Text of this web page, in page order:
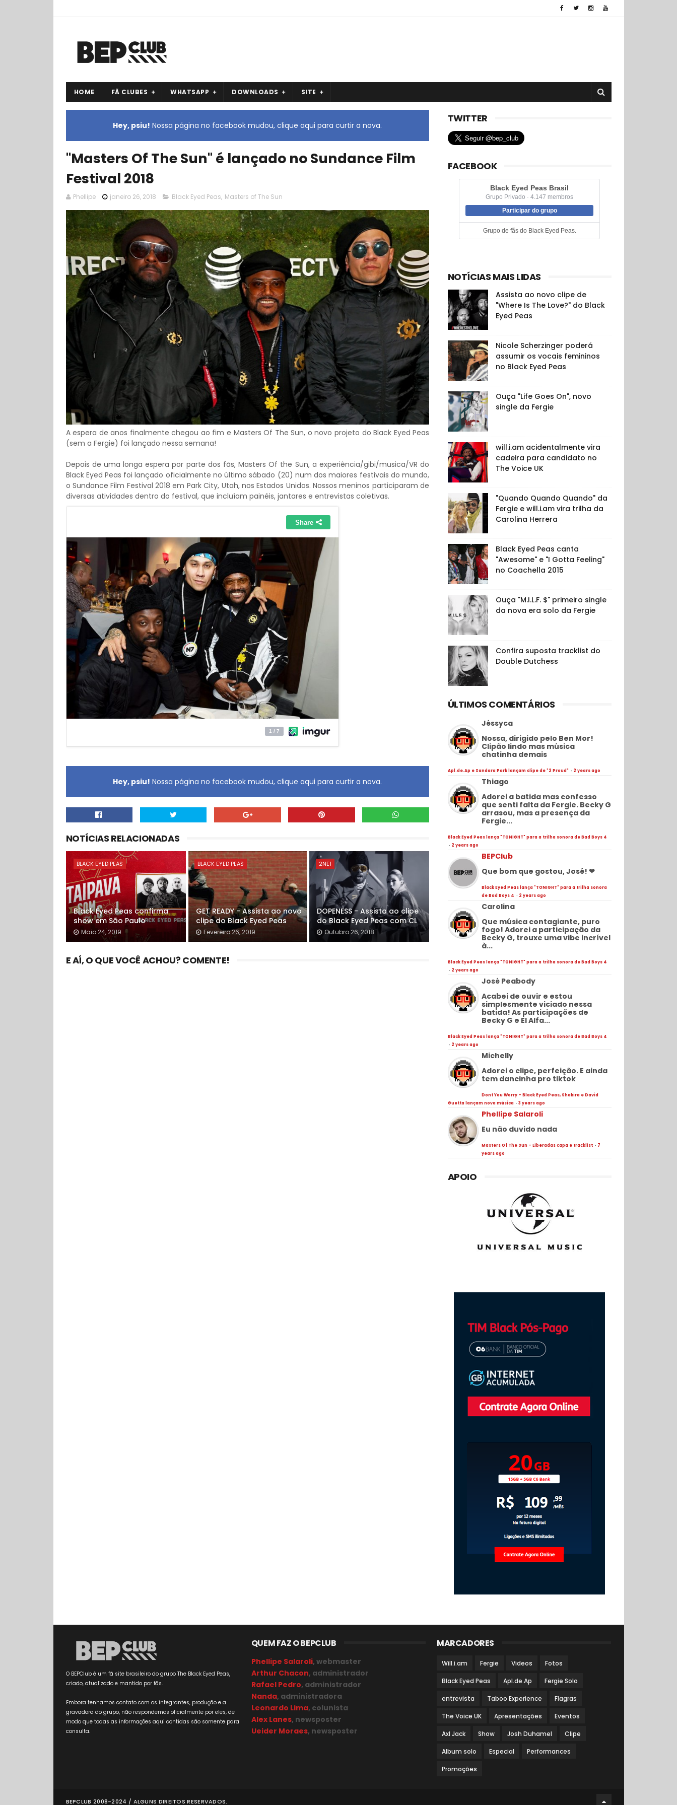
HOME FÃ CLUBES WHATSAPP DOWNLOADS SITE
Hey, psiu! Nossa página no facebook mudou, clique aqui para curtir a nova.
"Masters Of The Sun" é lançado no Sundance Film
Festival 2018
Phellipe janeiro 26, 2018 Black Eyed Peas, Masters of The Sun
A espera de anos finalmente chegou ao fim e Masters Of The Sun, o novo projeto do Black Eyed Peas
(sem a Fergie) foi lançado nessa semana!
Depois de uma longa espera por parte dos fãs, Masters Of the Sun, a experiência/gibi/musica/VR do
Black Eyed Peas foi lançado oficialmente no último sábado (20) num dos maiores festivais do mundo,
o Sundance Film Festival 2018 em Park City, Utah, nos Estados Unidos. Nossos meninos participaram de
diversas atividades dentro do festival, que incluíam painéis, jantares e entrevistas coletivas.
Hey, psiu! Nossa página no facebook mudou, clique aqui para curtir a nova.
NOTÍCIAS RELACIONADAS
BLACK EYED PEAS
Black Eyed Peas confirma
show em São Paulo
Maio 24, 2019
BLACK EYED PEAS
GET READY - Assista ao novo
clipe do Black Eyed Peas
Fevereiro 26, 2019
2NE1
DOPENESS - Assista ao clipe
do Black Eyed Peas com CL
Outubro 26, 2018
E AÍ, O QUE VOCÊ ACHOU? COMENTE!
TWITTER
FACEBOOK
Black Eyed Peas Brasil
Grupo Privado · 4.147 membros
Participar do grupo
Grupo de fãs do Black Eyed Peas.
NOTÍCIAS MAIS LIDAS
Assista ao novo clipe de
"Where Is The Love?" do Black
Eyed Peas
Nicole Scherzinger poderá
assumir os vocais femininos
no Black Eyed Peas
Ouça "Life Goes On", novo
single da Fergie
will.i.am acidentalmente vira
cadeira para candidato no
The Voice UK
"Quando Quando Quando" da
Fergie e will.i.am vira trilha da
Carolina Herrera
Black Eyed Peas canta
"Awesome" e "I Gotta Feeling"
no Coachella 2015
Ouça "M.I.L.F. $" primeiro single
da nova era solo da Fergie
Confira suposta tracklist do
Double Dutchess
ÚLTIMOS COMENTÁRIOS
Jéssyca
Nossa, dirigido pelo Ben Mor!
Clipão lindo mas música
chatinha demais
Apl.de.Ap e Sandara Park lançam clipe de "2 Proud" · 2 years ago
Thiago
Adorei a batida mas confesso
que senti falta da Fergie. Becky G
arrasou, mas a presença da
Fergie...
Black Eyed Peas lança "TONIGHT" para a trilha sonora de Bad Boys 4
· 2 years ago
BEPClub
Que bom que gostou, José! ❤
Black Eyed Peas lança "TONIGHT" para a trilha sonora
de Bad Boys 4 · 2 years ago
Carolina
Que música contagiante, puro
fogo! Adorei a participação da
Becky G, trouxe uma vibe incrível
à...
Black Eyed Peas lança "TONIGHT" para a trilha sonora de Bad Boys 4
· 2 years ago
José Peabody
Acabei de ouvir e estou
simplesmente viciado nessa
batida! As participações de
Becky G e El Alfa...
Black Eyed Peas lança "TONIGHT" para a trilha sonora de Bad Boys 4
· 2 years ago
Michelly
Adorei o clipe, perfeição. E ainda
tem dancinha pro tiktok
Dont You Worry - Black Eyed Peas, Shakira e David
Guetta lançam nova música · 3 years ago
Phellipe Salaroli
Eu não duvido nada
Masters Of The Sun - Liberadas capa e tracklist · 7
years ago
APOIO
O BEPClub é um fã site brasileiro do grupo The Black Eyed Peas,
criado, atualizado e mantido por fãs.
Embora tenhamos contato com os integrantes, produção e a
gravadora do grupo, não respondemos oficialmente por eles, de
modo que todas as informações aqui contidas são somente para
consulta.
QUEM FAZ O BEPCLUB
Phellipe Salaroli, webmaster
Arthur Chacon, administrador
Rafael Pedro, administrador
Nanda, administradora
Leonardo Lima, colunista
Alex Lanes, newsposter
Ueider Moraes, newsposter
MARCADORES
Will.i.am Fergie Videos Fotos
Black Eyed Peas Apl.de.Ap Fergie Solo
entrevista Taboo Experience Flagras
The Voice UK Apresentações Eventos
Axl Jack Show Josh Duhamel Clipe
Album solo Especial Performances
Promoções
BEPCLUB 2008-2024 / ALGUNS DIREITOS RESERVADOS.